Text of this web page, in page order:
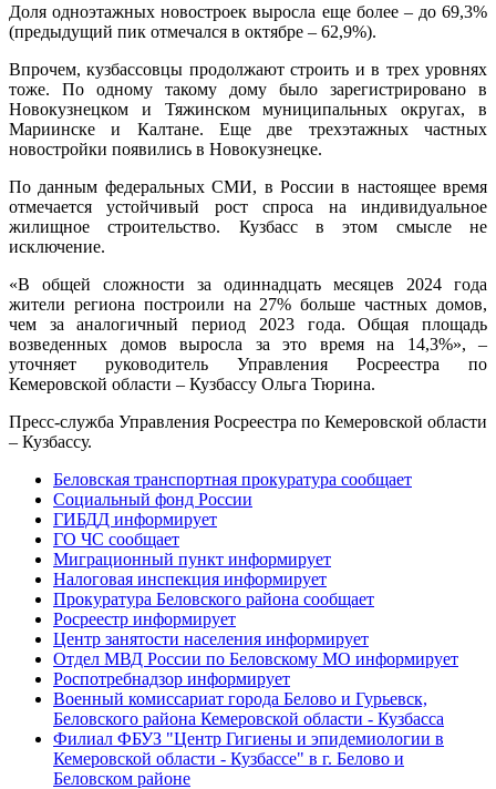
Доля одноэтажных новостроек выросла еще более – до 69,3%
(предыдущий пик отмечался в октябре – 62,9%).
Впрочем, кузбассовцы продолжают строить и в трех уровнях
тоже. По одному такому дому было зарегистрировано в
Новокузнецком и Тяжинском муниципальных округах, в
Мариинске и Калтане. Еще две трехэтажных частных
новостройки появились в Новокузнецке.
По данным федеральных СМИ, в России в настоящее время
отмечается устойчивый рост спроса на индивидуальное
жилищное строительство. Кузбасс в этом смысле не
исключение.
«В общей сложности за одиннадцать месяцев 2024 года
жители региона построили на 27% больше частных домов,
чем за аналогичный период 2023 года. Общая площадь
возведенных домов выросла за это время на 14,3%», –
уточняет руководитель Управления Росреестра по
Кемеровской области – Кузбассу Ольга Тюрина.
Пресс-служба Управления Росреестра по Кемеровской области
– Кузбассу.
Беловская транспортная прокуратура сообщает
Социальный фонд России
ГИБДД информирует
ГО ЧС сообщает
Миграционный пункт информирует
Налоговая инспекция информирует
Прокуратура Беловского района сообщает
Росреестр информирует
Центр занятости населения информирует
Отдел МВД России по Беловскому МО информирует
Роспотребнадзор информирует
Военный комиссариат города Белово и Гурьевск,
Беловского района Кемеровской области - Кузбасса
Филиал ФБУЗ "Центр Гигиены и эпидемиологии в
Кемеровской области - Кузбассе" в г. Белово и
Беловском районе